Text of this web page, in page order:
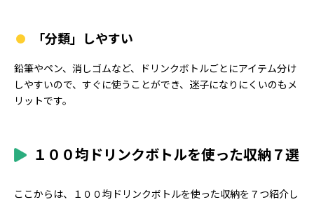
「分類」しやすい
鉛筆やペン、消しゴムなど、ドリンクボトルごとにアイテム分け
しやすいので、すぐに使うことができ、迷子になりにくいのもメ
リットです。
１００均ドリンクボトルを使った収納７選
ここからは、１００均ドリンクボトルを使った収納を７つ紹介し